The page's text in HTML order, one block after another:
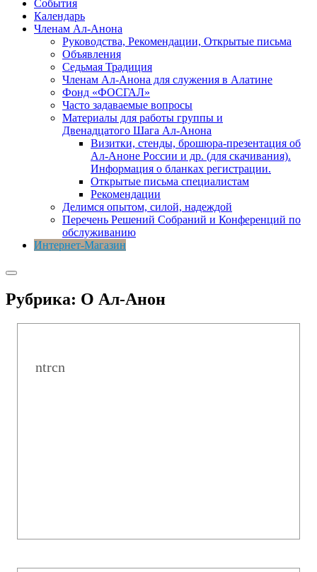
События
Календарь
Членам Ал-Анона
Руководства, Рекомендации, Открытые письма
Объявления
Седьмая Традиция
Членам Ал-Анона для служения в Алатине
Фонд «ФОСГАЛ»
Часто задаваемые вопросы
Материалы для работы группы и
Двенадцатого Шага Ал-Анона
Визитки, стенды, брошюра-презентация об
Ал-Аноне России и др. (для скачивания).
Информация о бланках регистрации.
Открытые письма специалистам
Рекомендации
Делимся опытом, силой, надеждой
Перечень Решений Собраний и Конференций по
обслуживанию
Интернет-Магазин
Рубрика: О Ал-Анон
ntrcn